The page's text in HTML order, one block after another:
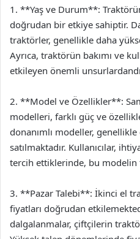
1. **Yaş ve Durum**:
doğrudan bir etkiye sahiptir.
traktörler, genellikle daha
Ayrıca, traktörün bakımı ve
etkileyen önemli
2. **Model ve Özellikler**:
modelleri, farklı güç ve
donanımlı modeller,
satılmaktadır. Kullanıcılar,
tercih ettiklerinde, bu modelin
3. **Pazar Talebi**: İkinci el
fiyatları doğrudan
dalgalanmalar, çiftçilerin